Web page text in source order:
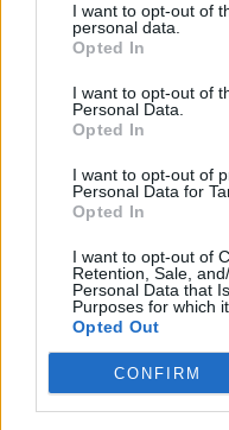
I want to opt-out of
personal data.
Opted In
I want to opt-out of
Personal Data.
Opted In
I want to opt-out of
Personal Data for
Opted In
I want to opt-out of
Retention, Sale,
Personal Data that
Purposes for which
Opted Out
CONFIRM
Pasak V.
virškinimo
sutrikimai, tokie
tualete dažnis,
užkietėjimas.
yra virusinio
pasižyminčius
diosmektito ar